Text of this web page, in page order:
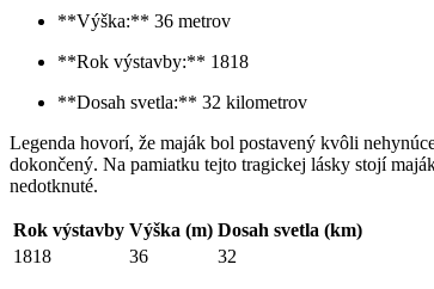
**Výška:** 36 metrov
**Rok výstavby:** 1818
**Dosah svetla:** 32 kilometrov
Legenda hovorí, že maják bol postavený kvôli
dokončený. Na pamiatku tejto tragickej lásky stojí
nedotknuté.
Rok výstavby Výška (m) Dosah svetla (km)
1818
36 32